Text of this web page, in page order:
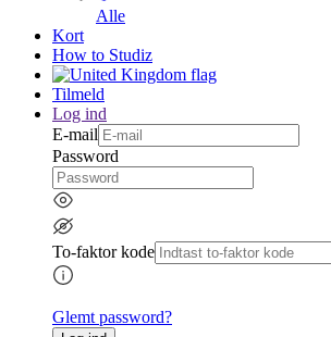
Alle
Kort
How to Studiz
Tilmeld
Log ind
E-mail
Password
To-faktor kode
Glemt password?